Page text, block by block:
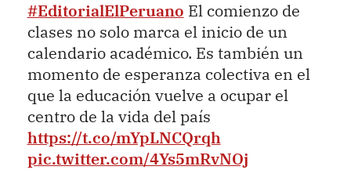
#EditorialElPeruano El comienzo de
clases no solo marca el inicio de un
calendario académico. Es también un
momento de esperanza colectiva en el
que la educación vuelve a ocupar el
centro de la vida del país
https://t.co/mYpLNCQrqh
pic.twitter.com/4Ys5mRvNOj